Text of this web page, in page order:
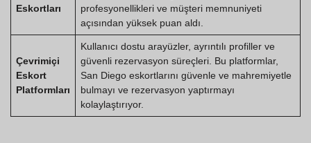
Eskortları
profesyonellikleri ve müşteri memnuniyeti
açısından yüksek puan aldı.
Çevrimiçi
Eskort
Platformları
Kullanıcı dostu arayüzler, ayrıntılı profiller ve
güvenli rezervasyon süreçleri. Bu platformlar,
San Diego eskortlarını güvenle ve mahremiyetle
bulmayı ve rezervasyon yaptırmayı
kolaylaştırıyor.